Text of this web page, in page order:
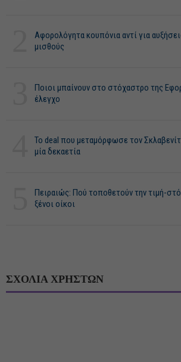
Αφορολόγητα κουπόνια αντί για
μισθούς
Ποιοι μπαίνουν στο στόχαστρο της
έλεγχο
Το deal που μεταμόρφωσε τον
μία δεκαετία
Πειραιώς: Πού τοποθετούν την τιμή-
ξένοι οίκοι
ΣΧΟΛΙΑ ΧΡΗΣΤΩΝ